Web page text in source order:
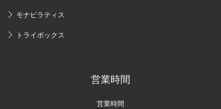
モナピラティス
トライボックス
営業時間
営業時間